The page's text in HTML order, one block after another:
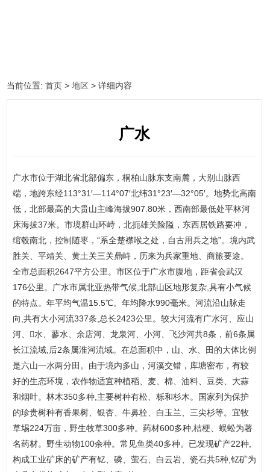
当前位置:首页 >地区 > 详细内容
广水
广水市位于湖北省北部偏东，桐柏山脉东支南麓，大别山脉西
端，地跨东经113°31′—114°07′北纬31°23′—32°05′。地势北高南
低，北部最高的大贵山主峰海拔907.80米，西南部最低处平林河
床海拔37米。市境群山环峙，北扼雄关险隘，东西居铁路要冲，
绾毂南北，控制随枣，“系全楚襟喉之处，自古用兵之地”。境内武
胜关、平靖关、黄土关三关鼎峙，历来为兵家重地、商旅要途。
全市总面积2647平方公里。市区位于广水市腹地，距省会武汉
176公里。广水市属北亚热带气候,北部山区地形复杂,具有小气候
的特点。年平均气温15.5℃。年均降水990毫米。河流沿山脉走
向,共有大小河流337条,总长2423公里。较大河流有广水河、应山
河、水、蓼水、余店河、龙泉河、小河、飞沙河共8条，前6条属
长江流域,后2条属淮河流域。在总面积中，山、水、田的大体比例
是六山一水两分田。由于境内多山，河溪交错，库塘密布，有较
好的生态环境，农作物适宜种植稻、麦、棉、油料、豆类、大蒜
和烟叶。林木350多种,主要树种有松、栎和杉木。国家列为保护
的珍贵树种有香果树、银杏、牛鼻栓、白玉兰、三尖杉等。宜牧
草埸224万亩，野生牧草300多种。药材600多种,桔梗、蜈蚣为著
名药材。野生动物100余种。常见鱼类40多种。已发现矿产22种,
构成工业矿床的矿产有钇、磷、萤石、白云岩、瓷石共5种,钇矿为